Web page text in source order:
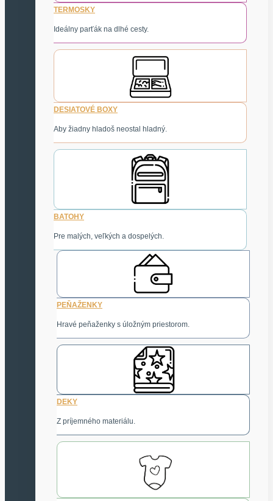
TERMOSKY
Ideálny parťák na dlhé cesty.
DESIATOVÉ BOXY
Aby žiadny hladoš neostal hladný.
BATOHY
Pre malých, veľkých a dospelých.
PEŇAŽENKY
Hravé peňaženky s úložným priestorom.
DEKY
Z príjemného materiálu.